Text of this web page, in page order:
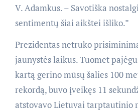
V. Adamkus. – Savotiška
sentimentų šiai aikštei išliko.”
Prezidentas netruko
jaunystės laikus. Tuomet
kartą gerino mūsų šalies 100
rekordą, buvo įveikęs 11
atstovavo Lietuvai tarptautinio